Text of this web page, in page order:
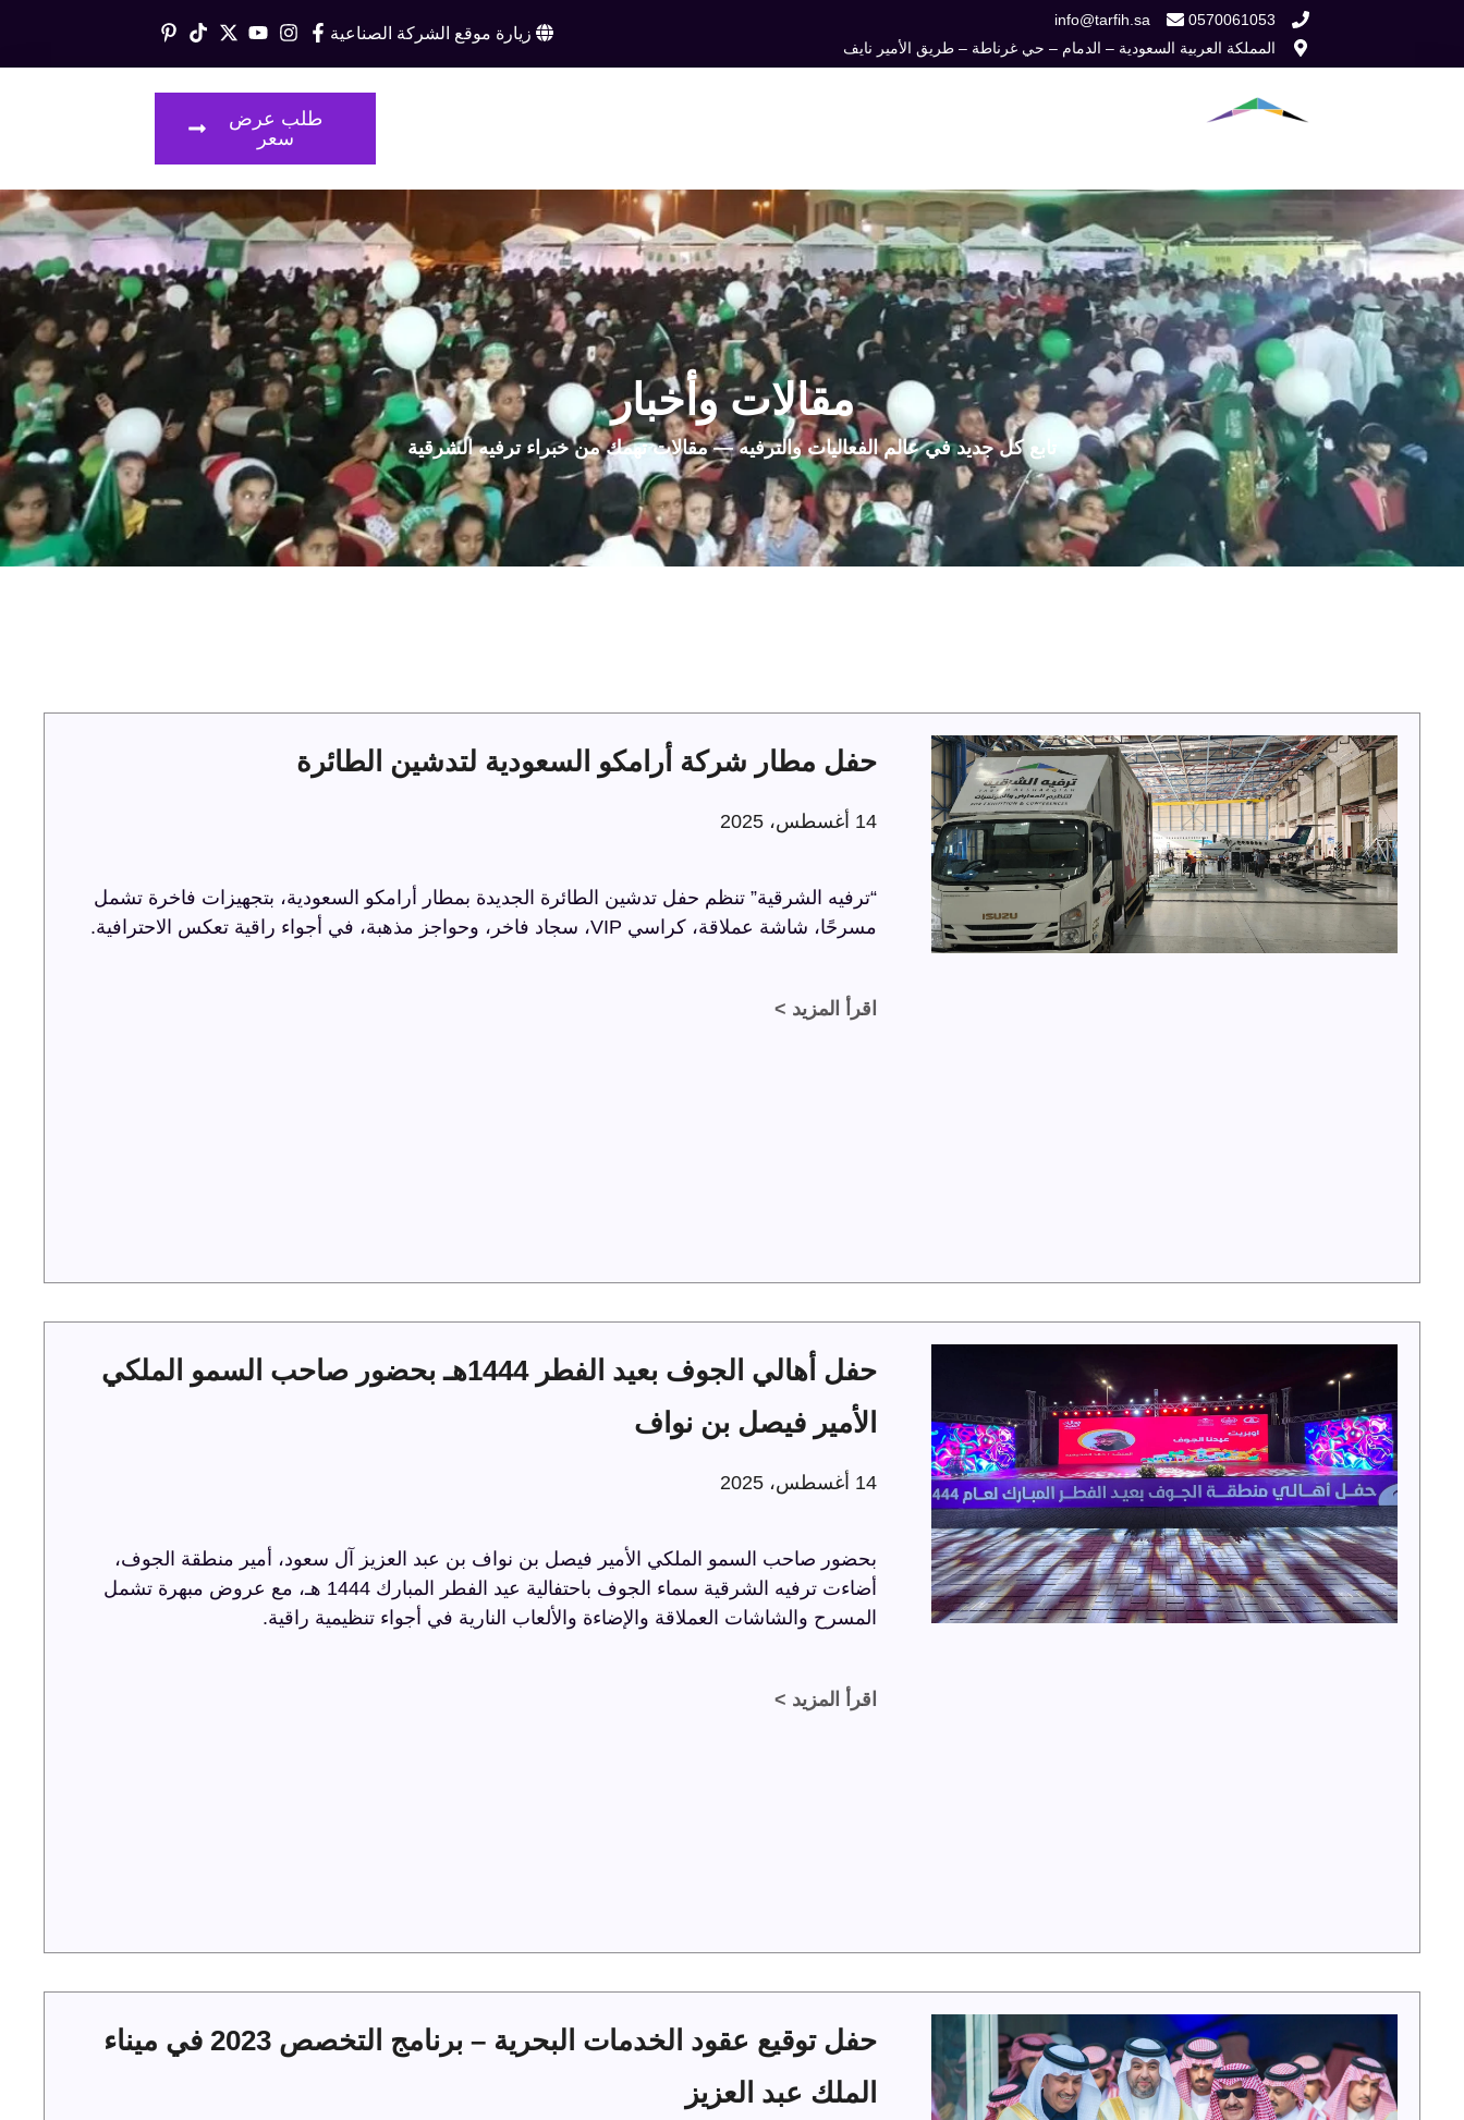
0570061053
info@tarfih.sa
المملكة العربية السعودية – الدمام – حي غرناطة – طريق الأمير نايف
زيارة موقع الشركة الصناعية
طلب عرض
سعر
مقالات وأخبار
تابع كل جديد في عالم الفعاليات والترفيه — مقالات تهمك من خبراء ترفيه الشرقية
حفل مطار شركة أرامكو السعودية لتدشين الطائرة
14 أغسطس، 2025
“ترفيه الشرقية” تنظم حفل تدشين الطائرة الجديدة بمطار أرامكو السعودية، بتجهيزات فاخرة تشمل
مسرحًا، شاشة عملاقة، كراسي VIP، سجاد فاخر، وحواجز مذهبة، في أجواء راقية تعكس الاحترافية.
اقرأ المزيد >
حفل أهالي الجوف بعيد الفطر 1444هـ بحضور صاحب السمو الملكي
الأمير فيصل بن نواف
14 أغسطس، 2025
بحضور صاحب السمو الملكي الأمير فيصل بن نواف بن عبد العزيز آل سعود، أمير منطقة الجوف،
أضاءت ترفيه الشرقية سماء الجوف باحتفالية عيد الفطر المبارك 1444 هـ، مع عروض مبهرة تشمل
المسرح والشاشات العملاقة والإضاءة والألعاب النارية في أجواء تنظيمية راقية.
اقرأ المزيد >
حفل توقيع عقود الخدمات البحرية – برنامج التخصص 2023 في ميناء
الملك عبد العزيز